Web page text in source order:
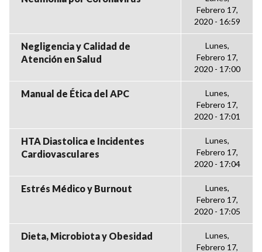
Febrero 17,
2020 - 16:59
Negligencia y Calidad de
Atención en Salud
Lunes,
Febrero 17,
2020 - 17:00
Manual de Ética del APC
Lunes,
Febrero 17,
2020 - 17:01
HTA Diastolica e Incidentes
Cardiovasculares
Lunes,
Febrero 17,
2020 - 17:04
Estrés Médico y Burnout
Lunes,
Febrero 17,
2020 - 17:05
Dieta, Microbiota y Obesidad
Lunes,
Febrero 17,